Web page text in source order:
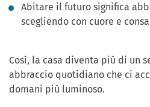
Abitare il futuro significa
scegliendo con cuore e
Così, la casa diventa più di un
abbraccio quotidiano che ci
domani più luminoso.